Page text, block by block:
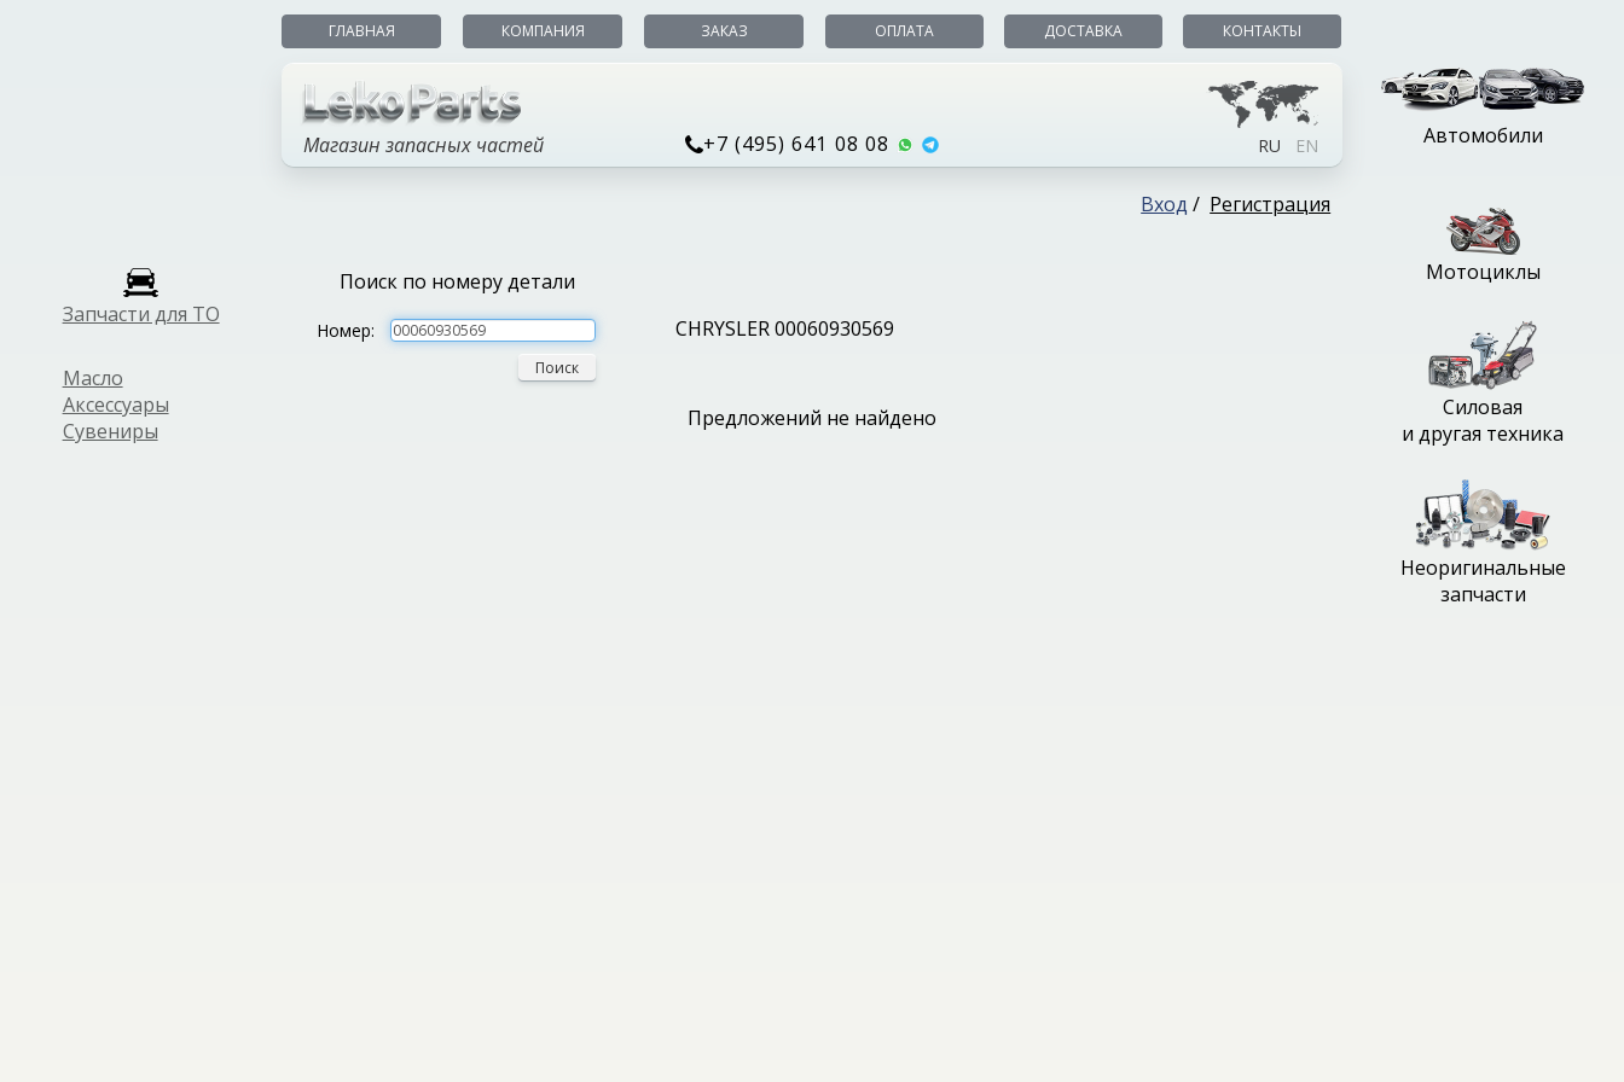
Запчасти для ТО
Масло
Аксессуары
Сувениры
ГЛАВНАЯ КОМПАНИЯ ЗАКАЗ ОПЛАТА ДОСТАВКА КОНТАКТЫ
Магазин запасных частей +7 (495) 641 08 08 RU EN
Вход / Регистрация
Поиск по номеру детали
Номер:
Поиск
CHRYSLER 00060930569
Предложений не найдено
Автомобили
Мотоциклы
Силовая
и другая техника
Неоригинальные
запчасти